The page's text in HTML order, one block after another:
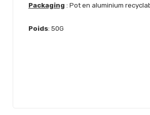
Packaging : Pot en aluminium
Poids: 50G